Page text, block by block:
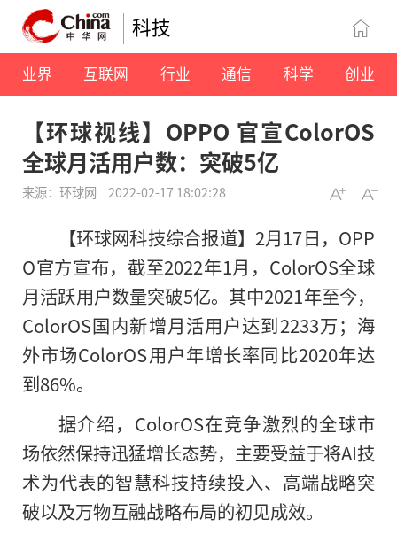
科技
业界 互联网 行业 通信 科学 创业
【环球视线】OPPO 官宣ColorOS
全球月活用户数：突破5亿
来源：环球网 2022-02-17 18:02:28
【环球网科技综合报道】2月17日，OPP
O官方宣布，截至2022年1月，ColorOS全球
月活跃用户数量突破5亿。其中2021年至今，
ColorOS国内新增月活用户达到2233万；海
外市场ColorOS用户年增长率同比2020年达
到86%。
据介绍，ColorOS在竞争激烈的全球市
场依然保持迅猛增长态势，主要受益于将AI技
术为代表的智慧科技持续投入、高端战略突
破以及万物互融战略布局的初见成效。